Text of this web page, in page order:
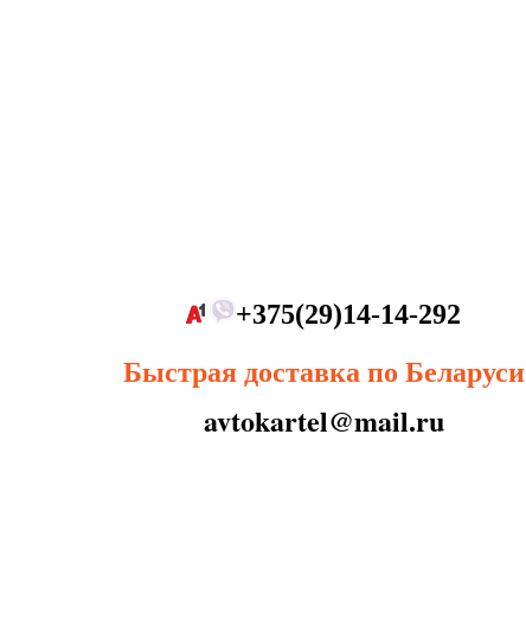
+375(29)14-14-292
Быстрая доставка по Беларуси
avtokartel@mail.ru